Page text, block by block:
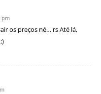
pm
os preços né… rs Até lá,